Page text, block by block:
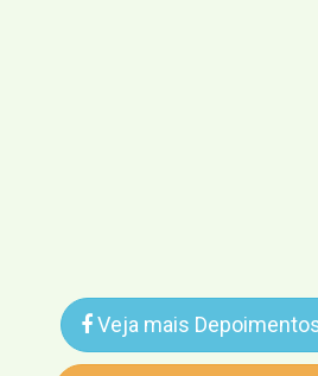
Veja mais